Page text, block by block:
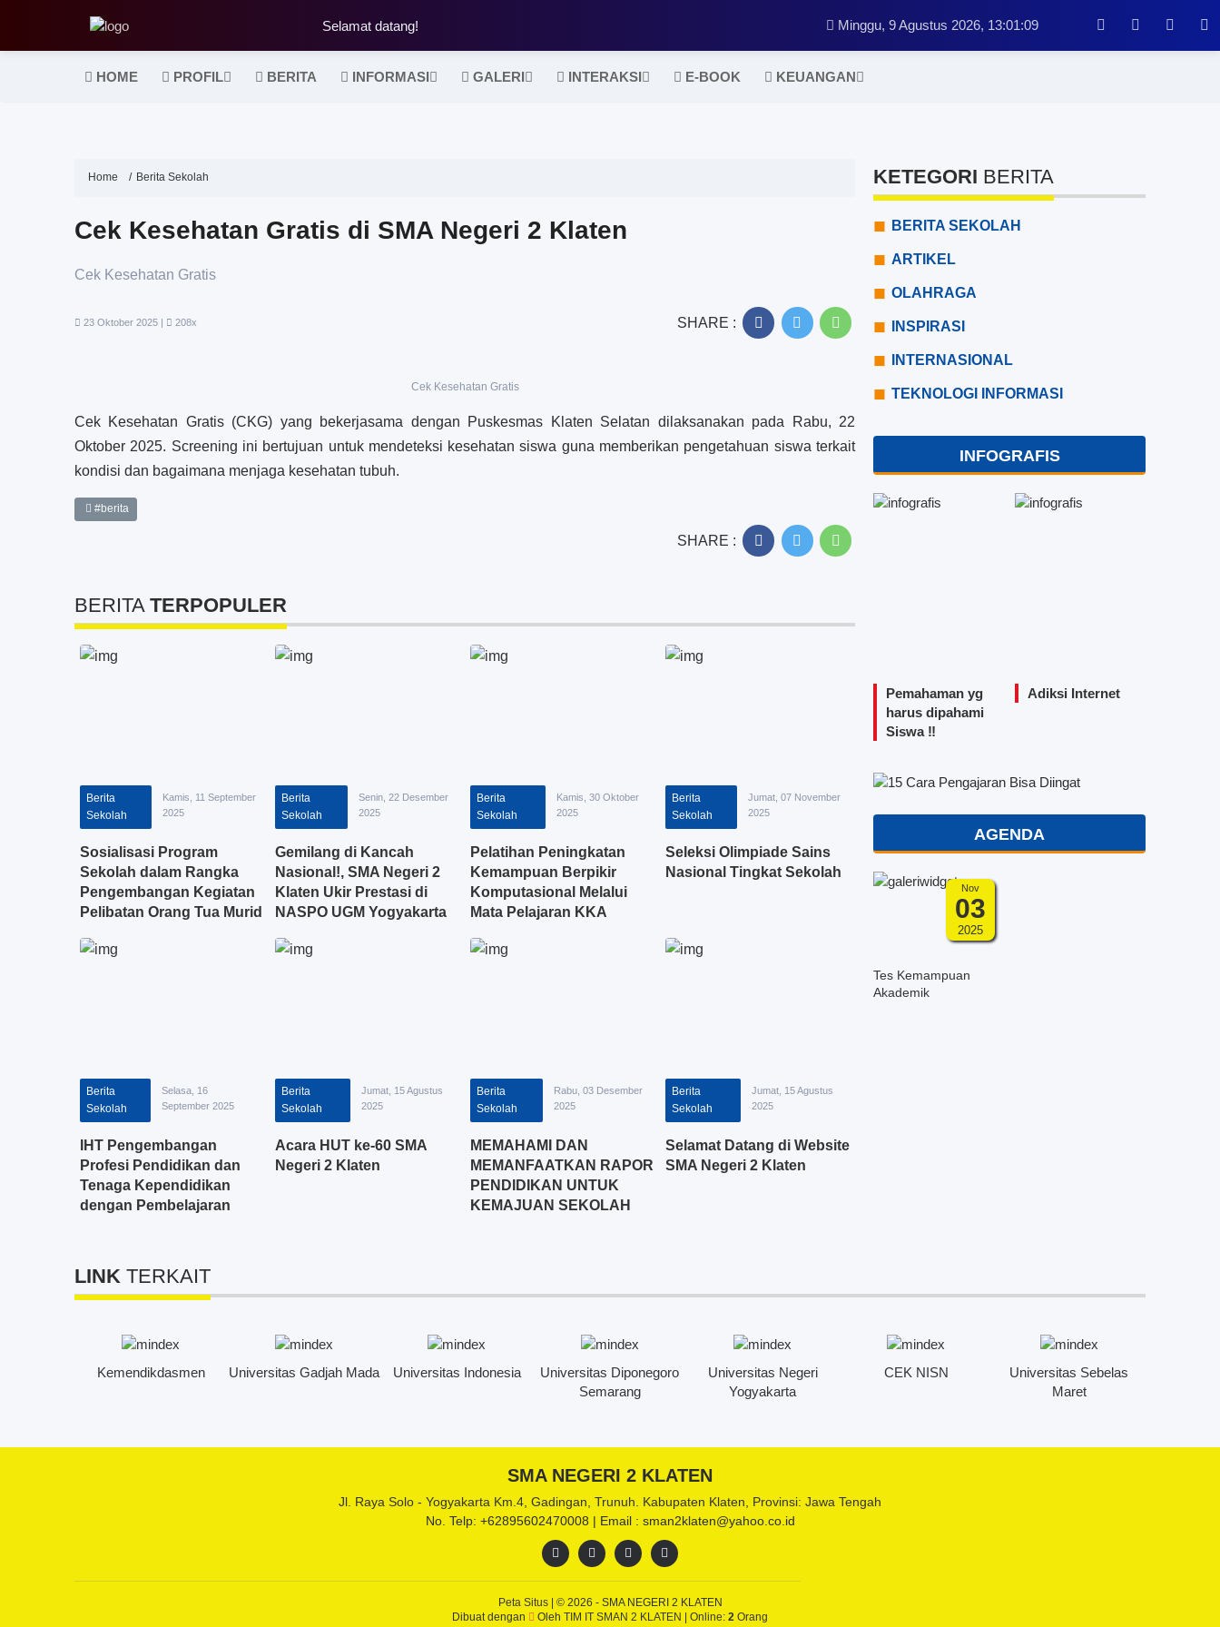
HOME PROFIL BERITA INFORMASI GALERI INTERAKSI E-BOOK KEUANGAN
Selamat datang! Minggu, 9 Agustus 2026, 13:01:09
Home Berita Sekolah
Cek Kesehatan Gratis di SMA Negeri 2 Klaten
Cek Kesehatan Gratis
23 Oktober 2025 | 208x SHARE :
Cek Kesehatan Gratis
Cek Kesehatan Gratis (CKG) yang bekerjasama dengan Puskesmas Klaten Selatan dilaksanakan pada Rabu, 22
Oktober 2025. Screening ini bertujuan untuk mendeteksi kesehatan siswa guna memberikan pengetahuan siswa terkait
kondisi dan bagaimana menjaga kesehatan tubuh.
#berita
SHARE :
BERITA TERPOPULER
Berita
Sekolah
Kamis, 11 September
2025
Sosialisasi Program
Sekolah dalam Rangka
Pengembangan Kegiatan
Pelibatan Orang Tua Murid
Negeri 2 Klaten
Berita
Sekolah
Senin, 22 Desember
2025
Gemilang di Kancah
Nasional!, SMA Negeri 2
Klaten Ukir Prestasi di
NASPO UGM Yogyakarta
Berita
Sekolah
Kamis, 30 Oktober
2025
Pelatihan Peningkatan
Kemampuan Berpikir
Komputasional Melalui
Mata Pelajaran KKA
Mendalam.
Berita
Sekolah
Jumat, 07 November
2025
Seleksi Olimpiade Sains
Nasional Tingkat Sekolah
Berita
Sekolah
Selasa, 16
September 2025
IHT Pengembangan
Profesi Pendidikan dan
Tenaga Kependidikan
dengan Pembelajaran
Berita
Sekolah
Jumat, 15 Agustus
2025
Acara HUT ke-60 SMA
Negeri 2 Klaten
Berita
Sekolah
Rabu, 03 Desember
2025
MEMAHAMI DAN
MEMANFAATKAN RAPOR
PENDIDIKAN UNTUK
KEMAJUAN SEKOLAH
Berita
Sekolah
Jumat, 15 Agustus
2025
Selamat Datang di Website
SMA Negeri 2 Klaten
KETEGORI BERITA
BERITA SEKOLAH
ARTIKEL
OLAHRAGA
INSPIRASI
INTERNASIONAL
TEKNOLOGI INFORMASI
INFOGRAFIS
Pemahaman yg
harus dipahami
Siswa ‼️
Adiksi Internet
AGENDA
Nov
03
2025
Tes Kemampuan
Akademik
LINK TERKAIT
Kemendikdasmen Universitas Gadjah Mada Universitas Indonesia
Universitas Diponegoro
Semarang
Universitas Negeri
Yogyakarta
CEK NISN
Universitas Sebelas
Maret
SMA NEGERI 2 KLATEN
Jl. Raya Solo - Yogyakarta Km.4, Gadingan, Trunuh. Kabupaten Klaten, Provinsi: Jawa Tengah
No. Telp: +62895602470008 | Email : sman2klaten@yahoo.co.id
Peta Situs | © 2026 - SMA NEGERI 2 KLATEN
Dibuat dengan
Oleh TIM IT SMAN 2 KLATEN | Online: 2 Orang